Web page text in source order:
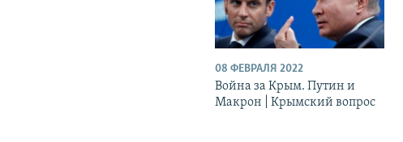
08 ФЕВРАЛЯ 2022
Война за Крым. Путин и
Макрон | Крымский вопрос